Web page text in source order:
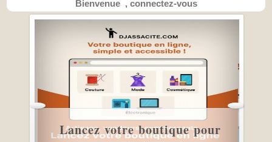
Bienvenue , connectez-vous